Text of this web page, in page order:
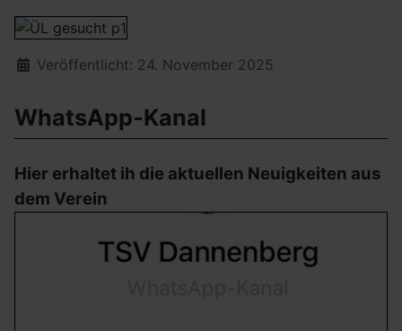
DetailsVeröffentlicht: 24. November 2025
WhatsApp-Kanal
Hier erhaltet ih die aktuellen Neuigkeiten aus
dem Verein